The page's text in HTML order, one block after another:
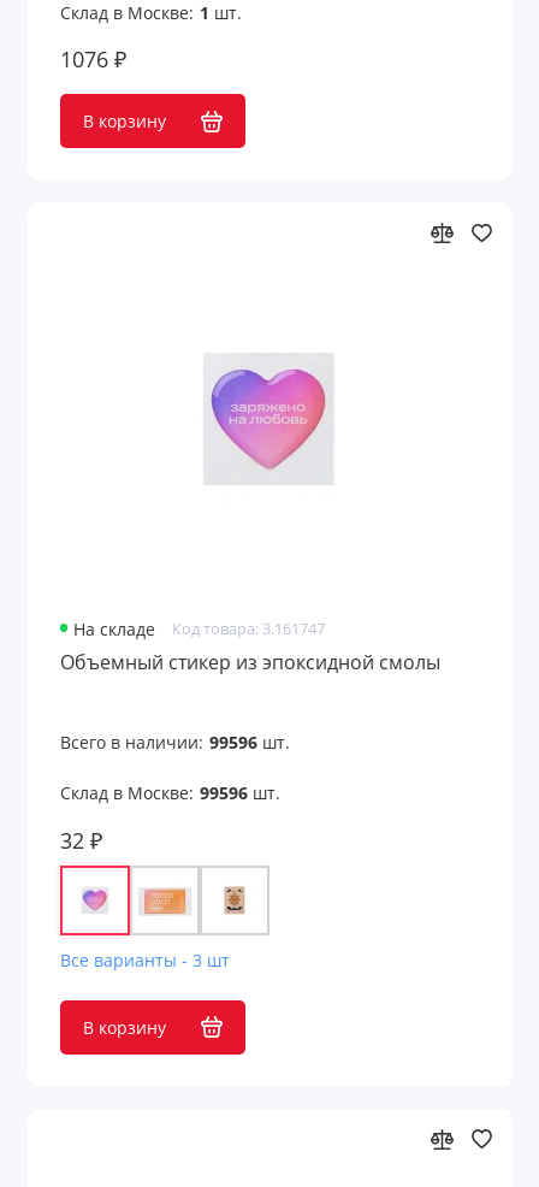
Склад в Москве: 1 шт.
1076 ₽
В корзину
На складе Код товара: 3.161747
Объемный стикер из эпоксидной смолы
Всего в наличии: 99596шт.
Склад в Москве: 99596шт.
32 ₽
Все варианты - 3 шт
В корзину